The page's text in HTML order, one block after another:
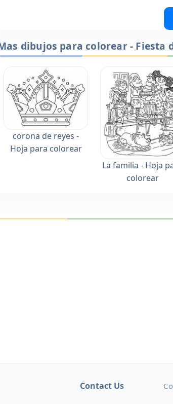
dibujos para colorear - Fiesta
corona de reyes -
Hoja para colorear
La familia - Hoja
colorear
Contact Us